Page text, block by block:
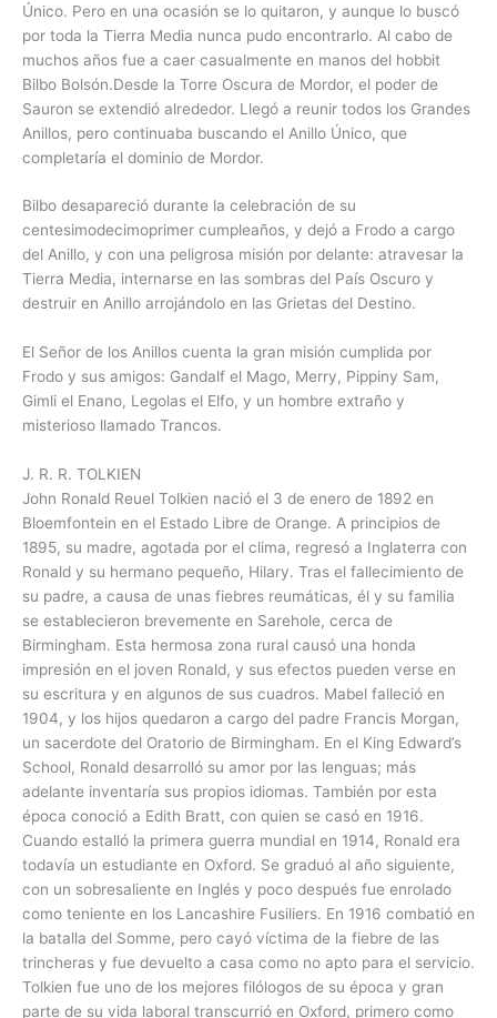
Único. Pero en una ocasión se lo quitaron, y aunque lo buscó
por toda la Tierra Media nunca pudo encontrarlo. Al cabo de
muchos años fue a caer casualmente en manos del hobbit
Bilbo Bolsón.Desde la Torre Oscura de Mordor, el poder de
Sauron se extendió alrededor. Llegó a reunir todos los Grandes
Anillos, pero continuaba buscando el Anillo Único, que
completaría el dominio de Mordor.
Bilbo desapareció durante la celebración de su
centesimodecimoprimer cumpleaños, y dejó a Frodo a cargo
del Anillo, y con una peligrosa misión por delante: atravesar la
Tierra Media, internarse en las sombras del País Oscuro y
destruir en Anillo arrojándolo en las Grietas del Destino.
El Señor de los Anillos cuenta la gran misión cumplida por
Frodo y sus amigos: Gandalf el Mago, Merry, Pippiny Sam,
Gimli el Enano, Legolas el Elfo, y un hombre extraño y
misterioso llamado Trancos.
J. R. R. TOLKIEN
John Ronald Reuel Tolkien nació el 3 de enero de 1892 en
Bloemfontein en el Estado Libre de Orange. A principios de
1895, su madre, agotada por el clima, regresó a Inglaterra con
Ronald y su hermano pequeño, Hilary. Tras el fallecimiento de
su padre, a causa de unas fiebres reumáticas, él y su familia
se establecieron brevemente en Sarehole, cerca de
Birmingham. Esta hermosa zona rural causó una honda
impresión en el joven Ronald, y sus efectos pueden verse en
su escritura y en algunos de sus cuadros. Mabel falleció en
1904, y los hijos quedaron a cargo del padre Francis Morgan,
un sacerdote del Oratorio de Birmingham. En el King Edward’s
School, Ronald desarrolló su amor por las lenguas; más
adelante inventaría sus propios idiomas. También por esta
época conoció a Edith Bratt, con quien se casó en 1916.
Cuando estalló la primera guerra mundial en 1914, Ronald era
todavía un estudiante en Oxford. Se graduó al año siguiente,
con un sobresaliente en Inglés y poco después fue enrolado
como teniente en los Lancashire Fusiliers. En 1916 combatió en
la batalla del Somme, pero cayó víctima de la fiebre de las
trincheras y fue devuelto a casa como no apto para el servicio.
Tolkien fue uno de los mejores filólogos de su época y gran
parte de su vida laboral transcurrió en Oxford, primero como